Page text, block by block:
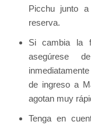
Picchu junto
reserva.
Si cambia la
asegúrese
de ingreso a
agotan muy
Tenga en